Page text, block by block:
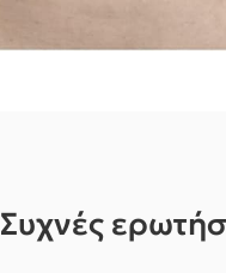
Συχνές